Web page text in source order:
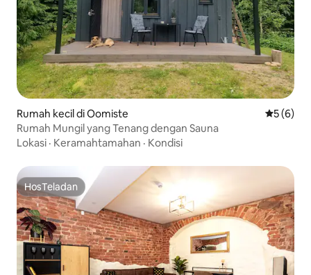
Rumah kecil di Oomiste Nilai
5 (6)
Rumah Mungil yang Tenang dengan Sauna
Lokasi · Keramahtamahan · Kondisi
HosTeladan
HosTeladan